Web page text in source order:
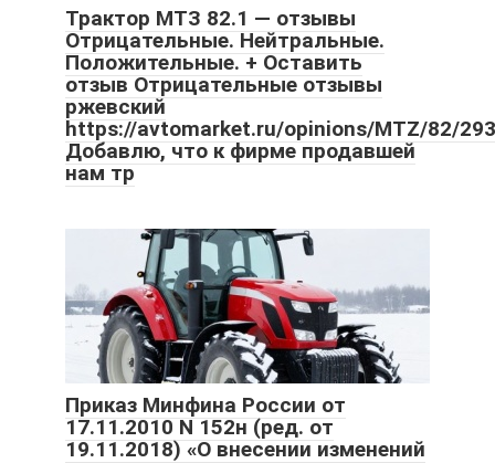
Трактор МТЗ 82.1 — отзывы
Отрицательные. Нейтральные.
Положительные. + Оставить
отзыв Отрицательные отзывы
ржевский
https://avtomarket.ru/opinions/MTZ/82/
Добавлю, что к фирме продавшей
нам тр
Приказ Минфина России от
17.11.2010 N 152н (ред. от
19.11.2018) «О внесении изменений